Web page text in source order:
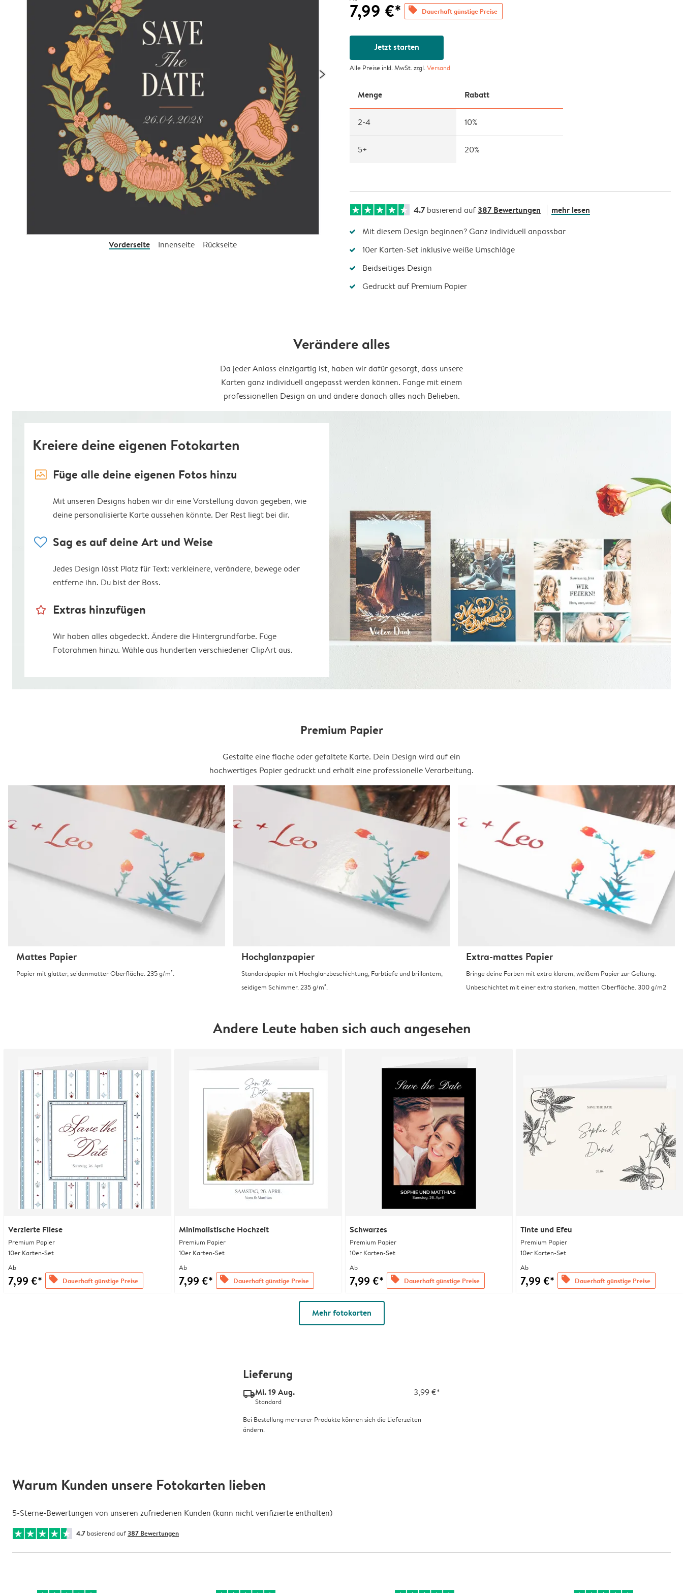
Vorderseite Innenseite Rückseite
7,99 €* offers Dauerhaft günstige Preise
Jetzt starten
Alle Preise inkl. MwSt. zzgl.Versand
Menge Rabatt
2-4 10%
5+ 20%
4.7 basierend auf387 Bewertungen mehr lesen
Mit diesem Design beginnen? Ganz individuell anpassbar
10er Karten-Set inklusive weiße Umschläge
Beidseitiges Design
Gedruckt auf Premium Papier
Verändere alles
Da jeder Anlass einzigartig ist, haben wir dafür gesorgt, dass unsere
Karten ganz individuell angepasst werden können. Fange mit einem
professionellen Design an und ändere danach alles nach Belieben.
Kreiere deine eigenen Fotokarten
image_placeholder Füge alle deine eigenen Fotos hinzu
Mit unseren Designs haben wir dir eine Vorstellung davon gegeben, wie
deine personalisierte Karte aussehen könnte. Der Rest liegt bei dir.
heart Sag es auf deine Art und Weise
Jedes Design lässt Platz für Text: verkleinere, verändere, bewege oder
entferne ihn. Du bist der Boss.
star_outline Extras hinzufügen
Wir haben alles abgedeckt. Ändere die Hintergrundfarbe. Füge
Fotorahmen hinzu. Wähle aus hunderten verschiedener ClipArt aus.
Premium Papier
Gestalte eine flache oder gefaltete Karte. Dein Design wird auf ein
hochwertiges Papier gedruckt und erhält eine professionelle Verarbeitung.
Mattes Papier
Papier mit glatter, seidenmatter Oberfläche. 235 g/m².
Hochglanzpapier
Standardpapier mit Hochglanzbeschichtung, Farbtiefe und brillantem,
seidigem Schimmer. 235 g/m².
Extra-mattes Papier
Bringe deine Farben mit extra klarem, weißem Papier zur Geltung.
Unbeschichtet mit einer extra starken, matten Oberfläche. 300 g/m2
Andere Leute haben sich auch angesehen
Verzierte Fliese
Premium Papier
10er Karten-Set
Ab
7,99 €* offers Dauerhaft günstige Preise
Minimalistische Hochzeit
Premium Papier
10er Karten-Set
Ab
7,99 €* offers Dauerhaft günstige Preise
Schwarzes
Premium Papier
10er Karten-Set
Ab
7,99 €* offers Dauerhaft günstige Preise
Tinte und Efeu
Premium Papier
10er Karten-Set
Ab
7,99 €* offers Dauerhaft günstige Preise
Mehr fotokarten
Lieferung
delivery_standard_v2Mi. 19 Aug. 3,99 €*
Standard
Bei Bestellung mehrerer Produkte können sich die Lieferzeiten
ändern.
Warum Kunden unsere Fotokarten lieben
5-Sterne-Bewertungen von unseren zufriedenen Kunden (kann nicht verifizierte enthalten)
4.7 basierend auf387 Bewertungen